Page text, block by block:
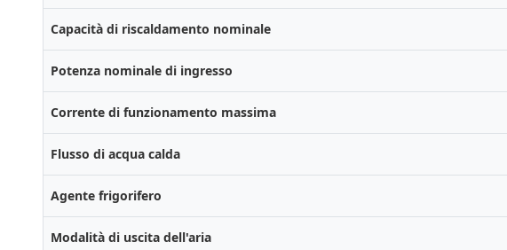
Capacità di riscaldamento nominale
Potenza nominale di ingresso
Corrente di funzionamento massima
Flusso di acqua calda
Agente frigorifero
Modalità di uscita dell'aria